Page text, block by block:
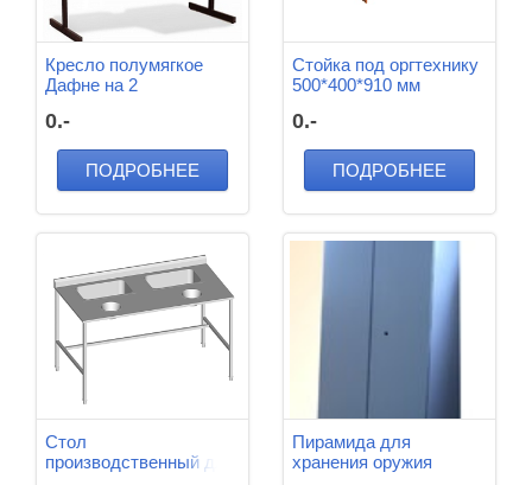
Кресло полумягкое
Дафне на 2
0.-
ПОДРОБНЕЕ
Стойка под оргтехнику
500*400*910 мм
0.-
ПОДРОБНЕЕ
Стол
производственный для
Пирамида для
хранения оружия